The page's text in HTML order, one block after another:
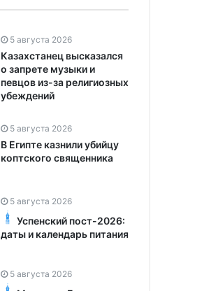
5 августа 2026
Казахстанец высказался
о запрете музыки и
певцов из-за религиозных
убеждений
5 августа 2026
В Египте казнили убийцу
коптского священника
5 августа 2026
Успенский пост-2026:
даты и календарь питания
5 августа 2026